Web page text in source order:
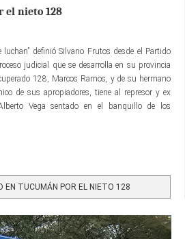
el nieto 128
definió Silvano Frutos desde el Partido
judicial que se desarrolla en su provincia
128, Marcos Ramos, y de su hermano
de sus apropiadores, tiene al represor y ex
Vega sentado en el banquillo de los
EN TUCUMÁN POR EL NIETO 128